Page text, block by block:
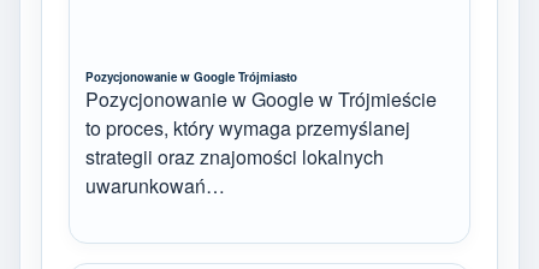
Pozycjonowanie w Google Trójmiasto
Pozycjonowanie w Google w Trójmieście
to proces, który wymaga przemyślanej
strategii oraz znajomości lokalnych
uwarunkowań…